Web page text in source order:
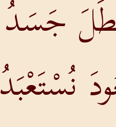
جَسَدُ
نُسْتَعْبَدُ